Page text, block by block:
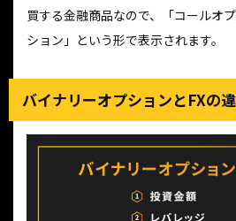
買する金融商品なので、「コールオ
ション」という形で表示されます。
バイナリーオプションとFXの